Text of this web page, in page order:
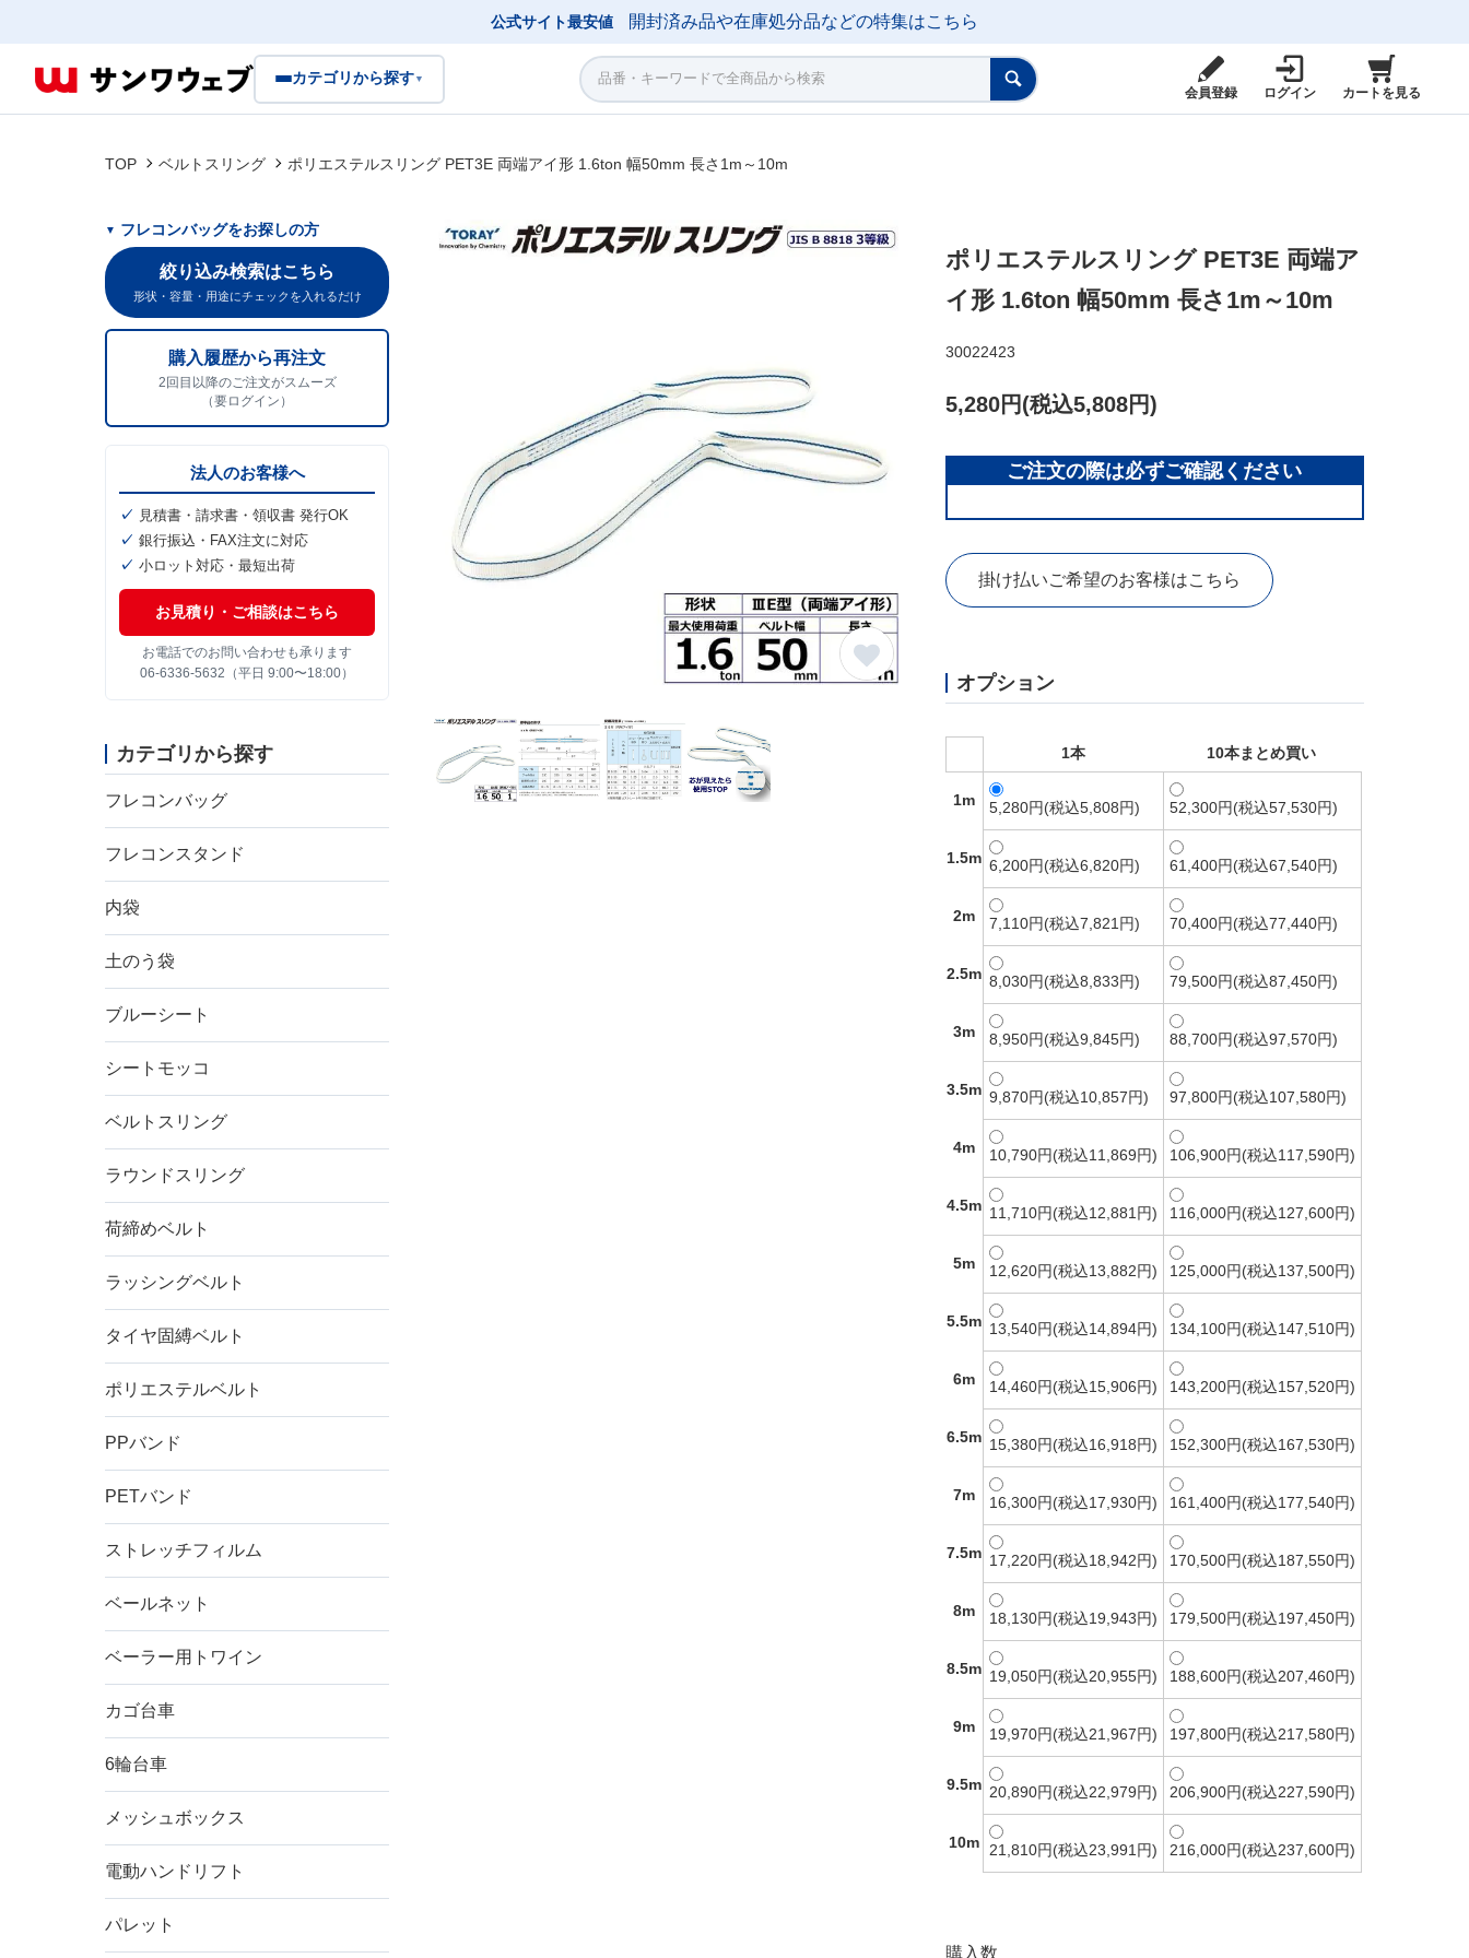
公式サイト最安値 開封済み品や在庫処分品などの特集はこちら
カテゴリから探す▼
会員登録 ログイン カートを見る
TOP ベルトスリング ポリエステルスリング PET3E 両端アイ形 1.6ton 幅50mm 長さ1m～10m
ポリエステルスリング PET3E 両端ア
イ形 1.6ton 幅50mm 長さ1m～10m
30022423
5,280円(税込5,808円)
掛け払いご希望のお客様はこちら
オプション
1本 10本まとめ買い
1m 5,280円(税込5,808円) 52,300円(税込57,530円)
1.5m 6,200円(税込6,820円) 61,400円(税込67,540円)
2m 7,110円(税込7,821円) 70,400円(税込77,440円)
2.5m 8,030円(税込8,833円) 79,500円(税込87,450円)
3m 8,950円(税込9,845円) 88,700円(税込97,570円)
3.5m 9,870円(税込10,857円) 97,800円(税込107,580円)
4m 10,790円(税込11,869円) 106,900円(税込117,590円)
4.5m 11,710円(税込12,881円) 116,000円(税込127,600円)
5m 12,620円(税込13,882円) 125,000円(税込137,500円)
5.5m 13,540円(税込14,894円) 134,100円(税込147,510円)
6m 14,460円(税込15,906円) 143,200円(税込157,520円)
6.5m 15,380円(税込16,918円) 152,300円(税込167,530円)
7m 16,300円(税込17,930円) 161,400円(税込177,540円)
7.5m 17,220円(税込18,942円) 170,500円(税込187,550円)
8m 18,130円(税込19,943円) 179,500円(税込197,450円)
8.5m 19,050円(税込20,955円) 188,600円(税込207,460円)
9m 19,970円(税込21,967円) 197,800円(税込217,580円)
9.5m 20,890円(税込22,979円) 206,900円(税込227,590円)
10m 21,810円(税込23,991円) 216,000円(税込237,600円)
購入数
フレコンバッグをお探しの方
絞り込み検索はこちら
形状・容量・用途にチェックを入れるだけ
購入履歴から再注文
2回目以降のご注文がスムーズ
（要ログイン）
法人のお客様へ
見積書・請求書・領収書 発行OK
銀行振込・FAX注文に対応
小ロット対応・最短出荷
お見積り・ご相談はこちら
お電話でのお問い合わせも承ります
06-6336-5632（平日 9:00〜18:00）
カテゴリから探す
フレコンバッグ
フレコンスタンド
内袋
土のう袋
ブルーシート
シートモッコ
ベルトスリング
ラウンドスリング
荷締めベルト
ラッシングベルト
タイヤ固縛ベルト
ポリエステルベルト
PPバンド
PETバンド
ストレッチフィルム
ベールネット
ベーラー用トワイン
カゴ台車
6輪台車
メッシュボックス
電動ハンドリフト
パレット